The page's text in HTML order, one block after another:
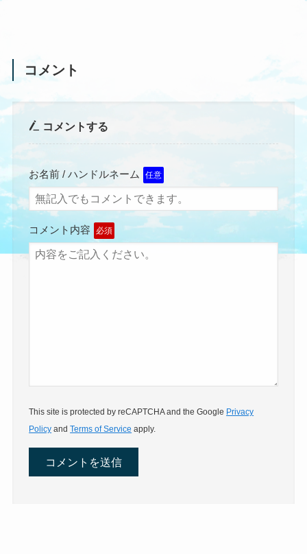
コメント
コメントする
お名前 / ハンドルネーム 任意
コメント内容 必須
This site is protected by reCAPTCHA and the Google Privacy
Policy andTerms of Service apply.